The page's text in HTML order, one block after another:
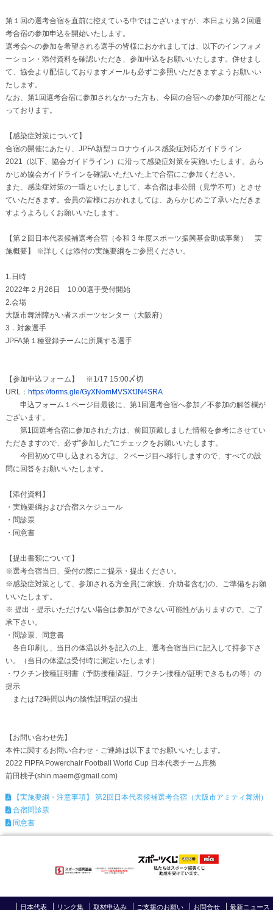
第１回の選考合宿を直前に控えている中ではございますが、本日より第２回選
考合宿の参加申込を開始いたします。
選考会への参加を希望される選手の皆様におかれましては、以下のインフォメ
ーション・添付資料を確認いただき、参加申込をお願いいたします。併せまし
て、協会より配信しておりますメールも必ずご参照いただきますようお願いい
たします。
なお、第1回選考合宿に参加されなかった方も、今回の合宿への参加が可能とな
っております。
【感染症対策について】
合宿の開催にあたり、JPFA新型コロナウイルス感染症対応ガイドライン
2021（以下、協会ガイドライン）に沿って感染症対策を実施いたします。あら
かじめ協会ガイドラインを確認いただいた上で合宿にご参加ください。
また、感染症対策の一環といたしまして、本合宿は非公開（見学不可）とさせ
ていただきます。会員の皆様におかれましては、あらかじめご了承いただきま
すようよろしくお願いいたします。
【第２回日本代表候補選考合宿（令和 3 年度スポーツ振興基金助成事業） 実
施概要】 ※詳しくは添付の実施要綱をご参照ください。
1.日時
2022年２月26日 10:00選手受付開始
2.会場
大阪市舞洲障がい者スポーツセンター（大阪府）
3．対象選手
JPFA第１種登録チームに所属する選手
【参加申込フォーム】 ※1/17 15:00〆切
URL： https://forms.gle/GyXNomMVSXfJN4SRA
申込フォーム１ページ目最後に、第1回選考合宿へ参加／不参加の解答欄が
ございます。
第1回選考合宿に参加された方は、前回頂戴しました情報を参考にさせてい
ただきますので、必ず”参加した”にチェックをお願いいたします。
今回初めて申し込まれる方は、２ページ目へ移行しますので、すべての設
問に回答をお願いいたします。
【添付資料】
・実施要綱および合宿スケジュール
・問診票
・同意書
【提出書類について】
※選考合宿当日、受付の際にご提示・提出ください。
※感染症対策として、参加される方全員(ご家族、介助者含む)の、ご準備をお願
いいたします。
※ 提出・提示いただけない場合は参加ができない可能性がありますので、ご了
承下さい。
・問診票、同意書
各自印刷し、当日の体温以外を記入の上、選考合宿当日に記入して持参下さ
い。（当日の体温は受付時に測定いたします）
・ワクチン接種証明書（予防接種済証、ワクチン接種が証明できるもの等）の
提示
または72時間以内の陰性証明証の提出
【お問い合わせ先】
本件に関するお問い合わせ・ご連絡は以下までお願いいたします。
2022 FIPFA Powerchair Football World Cup 日本代表チーム庶務
前田桃子(shin.maem@gmail.com)
【実施要綱・注意事項】 第2回日本代表候補選考合宿（大阪市アミティ舞洲）
合宿問診票
同意書
最新ニュース
お問合せ
ご支援のお願い
取材申込み
リンク集
日本代表